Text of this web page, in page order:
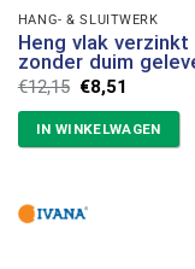
HANG- & SLUITWERK
Heng vlak
zonder duim
€12,15 Oorspronkelijke
prijs
was:
€12,15.
€8,51
is:
€8,51.
IN WINKELWAGEN